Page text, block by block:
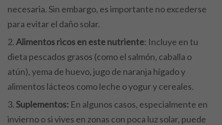
necesaria. Sin embargo, es importante no excederse
para evitar el daño solar.
Alimentos ricos en este nutriente: Incluye en tu
dieta pescados grasos (como el salmón, caballa o
atún), yema de huevo, jugo de naranja hígado y
alimentos lácteos como leche o yogur y cereales.
Suplementos: En algunos casos, especialmente en
invierno o si vives en zonas con poca luz solar, puede